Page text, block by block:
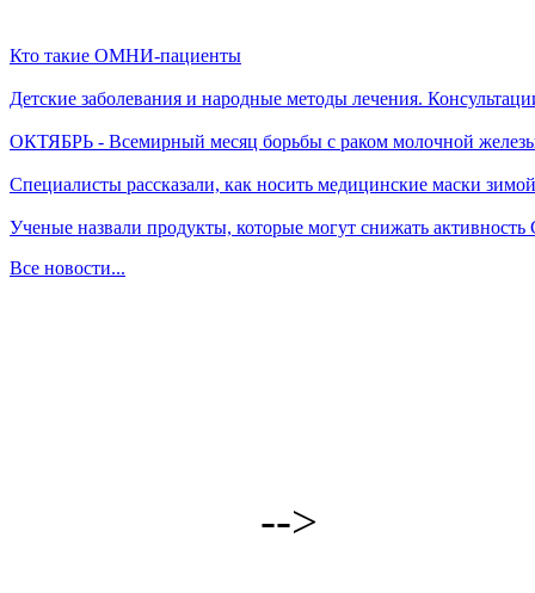
Кто такие ОМНИ-пациенты
Детские заболевания и народные методы лечения.
ОКТЯБРЬ - Всемирный месяц борьбы с раком молочной
Специалисты рассказали, как носить медицинские маски зимой
Ученые назвали продукты, которые могут снижать
Все новости...
-->